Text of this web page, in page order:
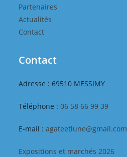
Partenaires
Actualités
Contact
Contact
Adresse : 69510 MESSIMY
Téléphone :06 58 66 99 39
E-mail :agateetlune@gmail.com
Expositions et marchés 2026